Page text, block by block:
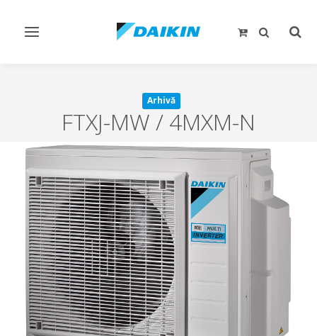
Comutare
Arhivă
FTXJ-MW / 4MXM-N